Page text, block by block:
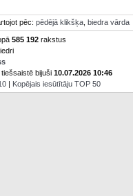
pēc: pēdējā klikšķa, biedra vārda
585 192rakstus
bijuši 10.07.2026 10:46
| Kopējais iesūtītāju TOP 50